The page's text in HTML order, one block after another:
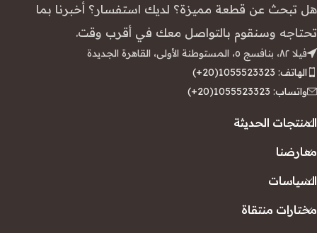
هل تبحث عن قطعة مميزة؟ لديك استفسار؟ أخبرنا بما
تحتاجه وسنقوم بالتواصل معك في أقرب وقت.
فيلا ٨٢، بنافسج ٥، المستوطنة الأولى، القاهرة الجديدة
الهاتف: 1055523323(20+)
واتساب: 1055523323(20+)
المنتجات الحديثة
معارضنا
السياسات
مختارات منتقاة